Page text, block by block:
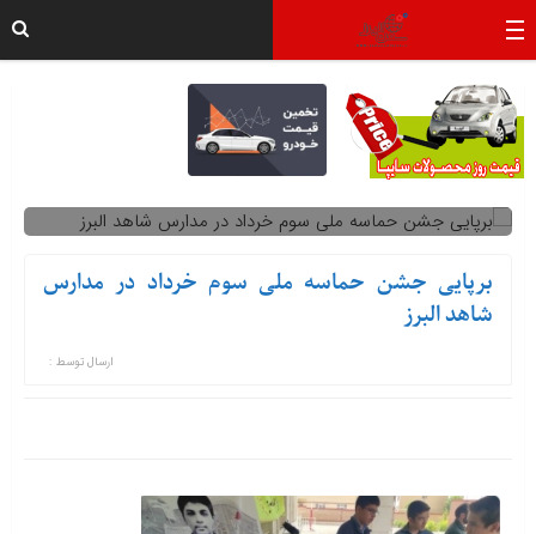
برپایی جشن حماسه ملی سوم خرداد در مدارس
شاهد البرز
ارسال توسط :